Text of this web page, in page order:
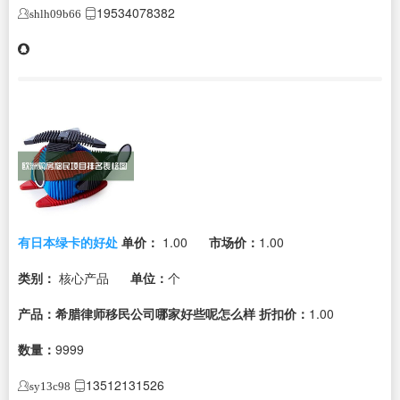
shlh09b66 19534078382
有日本绿卡的好处 单价： 1.00 市场价： 1.00
类别： 核心产品 单位： 个
产品：希腊律师移民公司哪家好些呢怎么样 折扣价： 1.00
数量： 9999
sy13c98 13512131526